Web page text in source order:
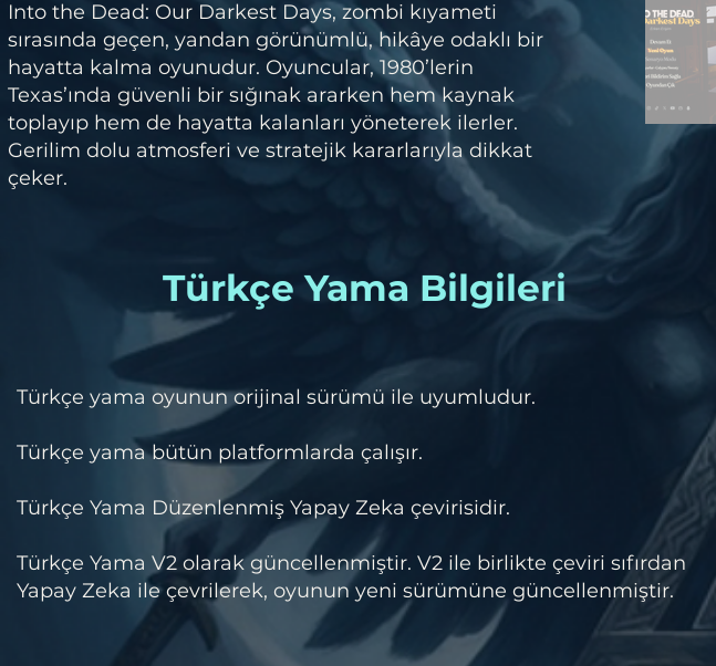
Into the Dead: Our Darkest Days, zombi kıyameti
sırasında geçen, yandan görünümlü, hikâye odaklı bir
hayatta kalma oyunudur. Oyuncular, 1980’lerin
Texas’ında güvenli bir sığınak ararken hem kaynak
toplayıp hem de hayatta kalanları yöneterek ilerler.
Gerilim dolu atmosferi ve stratejik kararlarıyla dikkat
çeker.
Türkçe Yama Bilgileri
​Türkçe yama oyunun orijinal sürümü ile uyumludur.
Türkçe yama bütün platformlarda çalışır.
Türkçe Yama Düzenlenmiş Yapay Zeka çevirisidir.
Türkçe Yama V2 olarak güncellenmiştir. V2 ile birlikte çeviri sıfırdan
Yapay Zeka ile çevrilerek, oyunun yeni sürümüne güncellenmiştir.